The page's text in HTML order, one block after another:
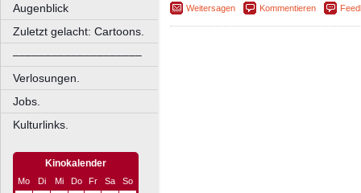
Augenblick
Zuletzt gelacht: Cartoons.
––––––––––––––––––––
Verlosungen.
Jobs.
Kulturlinks.
Kinokalender
Mo Di Mi Do Fr Sa
So
Weitersagen Kommentieren